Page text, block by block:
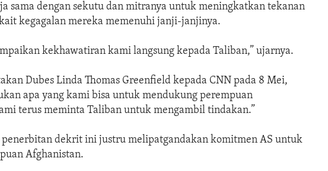
sama dengan sekutu dan mitranya untuk meningkatkan tekanan
kegagalan mereka memenuhi janji-janjinya.
kekhawatiran kami langsung kepada Taliban,” ujarnya.
Dubes Linda Thomas Greenfield kepada CNN pada 8 Mei,
apa yang kami bisa untuk mendukung perempuan
terus meminta Taliban untuk mengambil tindakan.”
penerbitan dekrit ini justru melipatgandakan komitmen AS untuk
Afghanistan.